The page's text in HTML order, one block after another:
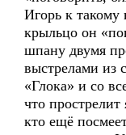
Игорь к
крыльцо он
шпану двумя
выстрелами из
«Глока» и со
что
кто ещё